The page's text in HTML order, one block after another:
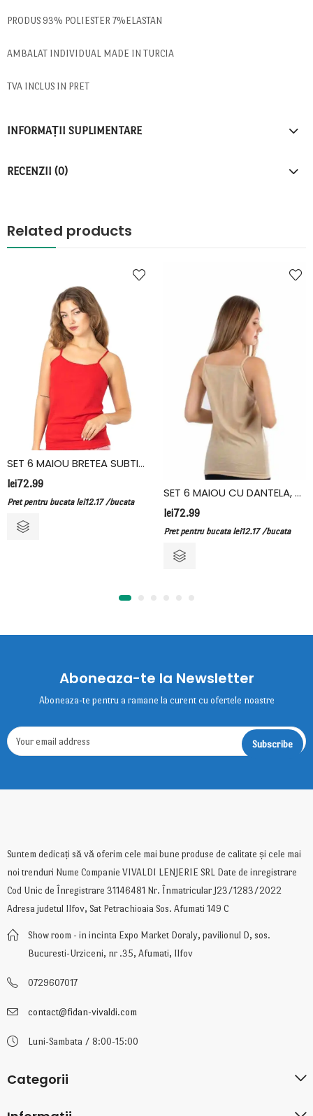
PRODUS 93% POLIESTER 7%ELASTAN
AMBALAT INDIVIDUAL MADE IN TURCIA
TVA INCLUS IN PRET
INFORMAȚII SUPLIMENTARE
RECENZII (0)
Related products
SET 6 MAIOU BRETEA SUBTIRE, BUMBAC, FIDAN, ROSU
lei72.99
Pret pentru bucata lei12.17 /bucata
SET 6 MAIOU CU DANTELA, BUMBAC, FIDAN, CREM
lei72.99
Pret pentru bucata lei12.17 /bucata
Aboneaza-te la Newsletter
Aboneaza-te pentru a ramane la curent cu ofertele noastre
Suntem dedicați să vă oferim cele mai bune produse de calitate și cele mai
noi trenduri Nume Companie VIVALDI LENJERIE SRL Date de inregistrare
Cod Unic de Înregistrare 31146481 Nr. Înmatricular J23/1283/2022
Adresa judetul Ilfov, Sat Petrachioaia Sos. Afumati 149 C
Show room - in incinta Expo Market Doraly, pavilionul D, sos.
Bucuresti-Urziceni, nr .35, Afumati, Ilfov
0729607017
contact@fidan-vivaldi.com
Luni-Sambata / 8:00-15:00
Categorii